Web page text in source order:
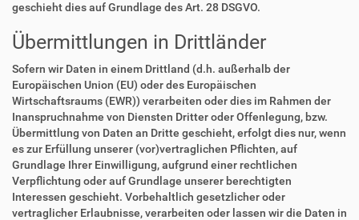
geschieht dies auf Grundlage des Art. 28 DSGVO.
Übermittlungen in Drittländer
Sofern wir Daten in einem Drittland (d.h. außerhalb der
Europäischen Union (EU) oder des Europäischen
Wirtschaftsraums (EWR)) verarbeiten oder dies im Rahmen der
Inanspruchnahme von Diensten Dritter oder Offenlegung, bzw.
Übermittlung von Daten an Dritte geschieht, erfolgt dies nur, wenn
es zur Erfüllung unserer (vor)vertraglichen Pflichten, auf
Grundlage Ihrer Einwilligung, aufgrund einer rechtlichen
Verpflichtung oder auf Grundlage unserer berechtigten
Interessen geschieht. Vorbehaltlich gesetzlicher oder
vertraglicher Erlaubnisse, verarbeiten oder lassen wir die Daten in